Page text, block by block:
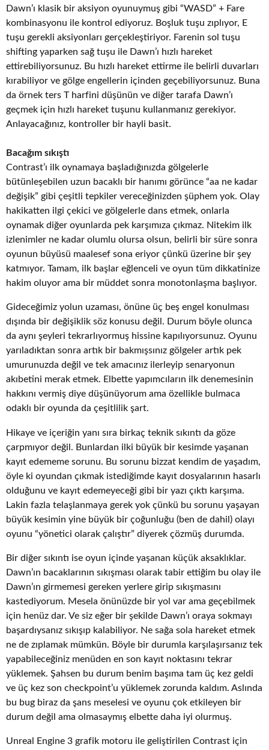
Dawn’ı klasik bir aksiyon oyunuymuş gibi “WASD” + Fare
kombinasyonu ile kontrol ediyoruz. Boşluk tuşu zıplıyor, E
tuşu gerekli aksiyonları gerçekleştiriyor. Farenin sol tuşu
shifting yaparken sağ tuşu ile Dawn’ı hızlı hareket
ettirebiliyorsunuz. Bu hızlı hareket ettirme ile belirli duvarları
kırabiliyor ve gölge engellerin içinden geçebiliyorsunuz. Buna
da örnek ters T harfini düşünün ve diğer tarafa Dawn’ı
geçmek için hızlı hareket tuşunu kullanmanız gerekiyor.
Anlayacağınız, kontroller bir hayli basit.
Bacağım sıkıştı
Contrast’ı ilk oynamaya başladığınızda gölgelerle
bütünleşebilen uzun bacaklı bir hanımı görünce “aa ne kadar
değişik” gibi çeşitli tepkiler vereceğinizden şüphem yok. Olay
hakikatten ilgi çekici ve gölgelerle dans etmek, onlarla
oynamak diğer oyunlarda pek karşımıza çıkmaz. Nitekim ilk
izlenimler ne kadar olumlu olursa olsun, belirli bir süre sonra
oyunun büyüsü maalesef sona eriyor çünkü üzerine bir şey
katmıyor. Tamam, ilk başlar eğlenceli ve oyun tüm dikkatinize
hakim oluyor ama bir müddet sonra monotonlaşma başlıyor.
Gideceğimiz yolun uzaması, önüne üç beş engel konulması
dışında bir değişiklik söz konusu değil. Durum böyle olunca
da aynı şeyleri tekrarlıyormuş hissine kapılıyorsunuz. Oyunu
yarıladıktan sonra artık bir bakmışsınız gölgeler artık pek
umurunuzda değil ve tek amacınız ilerleyip senaryonun
akıbetini merak etmek. Elbette yapımcıların ilk denemesinin
hakkını vermiş diye düşünüyorum ama özellikle bulmaca
odaklı bir oyunda da çeşitlilik şart.
Hikaye ve içeriğin yanı sıra birkaç teknik sıkıntı da göze
çarpmıyor değil. Bunlardan ilki büyük bir kesimde yaşanan
kayıt edememe sorunu. Bu sorunu bizzat kendim de yaşadım,
öyle ki oyundan çıkmak istediğimde kayıt dosyalarının hasarlı
olduğunu ve kayıt edemeyeceği gibi bir yazı çıktı karşıma.
Lakin fazla telaşlanmaya gerek yok çünkü bu sorunu yaşayan
büyük kesimin yine büyük bir çoğunluğu (ben de dahil) olayı
oyunu “yönetici olarak çalıştır” diyerek çözmüş durumda.
Bir diğer sıkıntı ise oyun içinde yaşanan küçük aksaklıklar.
Dawn’ın bacaklarının sıkışması olarak tabir ettiğim bu olay ile
Dawn’ın girmemesi gereken yerlere girip sıkışmasını
kastediyorum. Mesela önünüzde bir yol var ama geçebilmek
için henüz dar. Ve siz eğer bir şekilde Dawn’ı oraya sokmayı
başardıysanız sıkışıp kalabiliyor. Ne sağa sola hareket etmek
ne de zıplamak mümkün. Böyle bir durumla karşılaşırsanız tek
yapabileceğiniz menüden en son kayıt noktasını tekrar
yüklemek. Şahsen bu durum benim başıma tam üç kez geldi
ve üç kez son checkpoint’u yüklemek zorunda kaldım. Aslında
bu bug biraz da şans meselesi ve oyunu çok etkileyen bir
durum değil ama olmasaymış elbette daha iyi olurmuş.
Unreal Engine 3 grafik motoru ile geliştirilen Contrast için